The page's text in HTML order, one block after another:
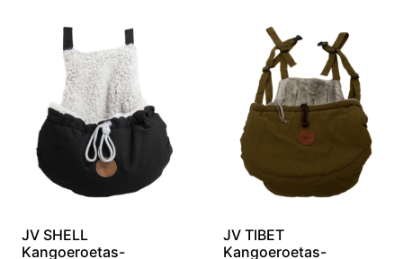
JV SHELL
Kangoeroetas-
JV TIBET
Kangoeroetas-